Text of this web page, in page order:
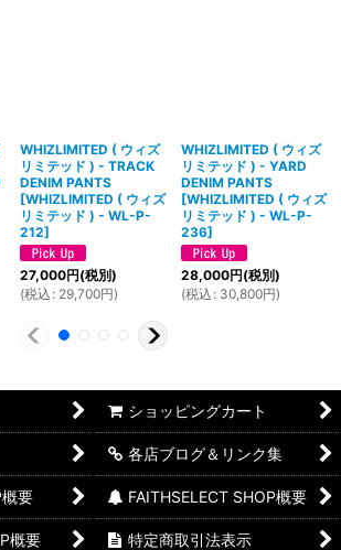
WHIZLIMITED ( ウィズ
リミテッド ) - TRACK
DENIM PANTS
[WHIZLIMITED ( ウィズ
リミテッド ) - WL-P-
212]
27,000円(税別)
(税込 : 29,700円)
WHIZLIMITED ( ウィズ
リミテッド ) - YARD
DENIM PANTS
[WHIZLIMITED ( ウィズ
リミテッド ) - WL-P-
236]
28,000円(税別)
(税込 : 30,800円)
ショッピングカート
各店ブログ＆リンク集
要 FAITHSELECT SHOP概要
概要 特定商取引法表示